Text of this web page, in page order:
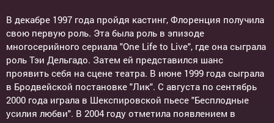
В декабре 1997 года пройдя кастинг, Флоренция получила
свою первую роль. Эта была роль в эпизоде
многосерийного сериала "One Life to Live", где она сыграла
роль Тэи Дельгадо. Затем ей представился шанс
проявить себя на сцене театра. В июне 1999 года сыграла
в Бродвейской постановке "Лик". С августа по сентябрь
2000 года играла в Шекспировской пьесе "Бесплодные
усилия любви". В 2004 году отметила появлением в